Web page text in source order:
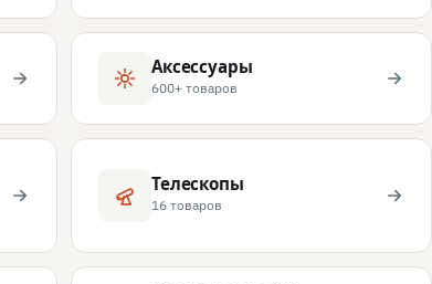
Аксессуары
600+ товаров
Телескопы
16 товаров